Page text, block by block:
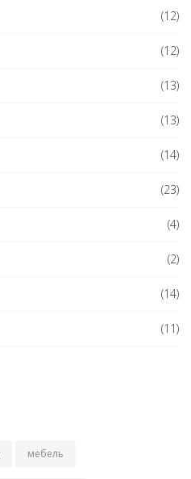
(12)
(12)
(13)
(13)
(14)
(23)
(4)
(2)
(14)
(11)
мебель